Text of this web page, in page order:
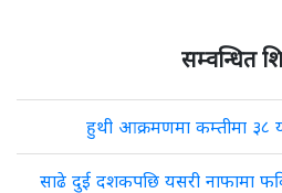
सम्वन्धित
हुथी आक्रमणमा कम्तीमा ३८
साढे दुई दशकपछि यसरी नाफामा